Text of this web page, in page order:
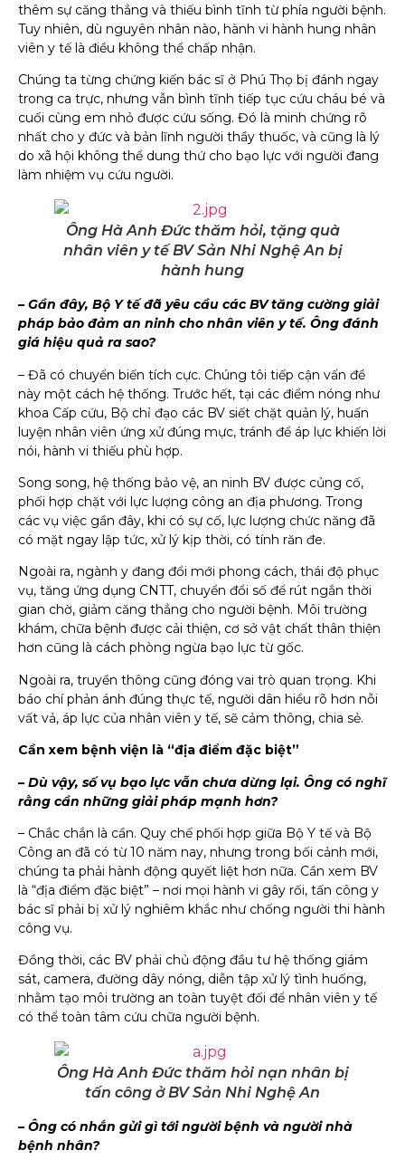
thêm sự căng thẳng và thiếu bình tĩnh từ phía người bệnh.
Tuy nhiên, dù nguyên nhân nào, hành vi hành hung nhân
viên y tế là điều không thể chấp nhận.
Chúng ta từng chứng kiến bác sĩ ở Phú Thọ bị đánh ngay
trong ca trực, nhưng vẫn bình tĩnh tiếp tục cứu cháu bé và
cuối cùng em nhỏ được cứu sống. Đó là minh chứng rõ
nhất cho y đức và bản lĩnh người thầy thuốc, và cũng là lý
do xã hội không thể dung thứ cho bạo lực với người đang
làm nhiệm vụ cứu người.
Ông Hà Anh Đức thăm hỏi, tặng quà
nhân viên y tế BV Sản Nhi Nghệ An bị
hành hung
– Gần đây, Bộ Y tế đã yêu cầu các BV tăng cường giải
pháp bảo đảm an ninh cho nhân viên y tế. Ông đánh
giá hiệu quả ra sao?
– Đã có chuyển biến tích cực. Chúng tôi tiếp cận vấn đề
này một cách hệ thống. Trước hết, tại các điểm nóng như
khoa Cấp cứu, Bộ chỉ đạo các BV siết chặt quản lý, huấn
luyện nhân viên ứng xử đúng mực, tránh để áp lực khiến lời
nói, hành vi thiếu phù hợp.
Song song, hệ thống bảo vệ, an ninh BV được củng cố,
phối hợp chặt với lực lượng công an địa phương. Trong
các vụ việc gần đây, khi có sự cố, lực lượng chức năng đã
có mặt ngay lập tức, xử lý kịp thời, có tính răn đe.
Ngoài ra, ngành y đang đổi mới phong cách, thái độ phục
vụ, tăng ứng dụng CNTT, chuyển đổi số để rút ngắn thời
gian chờ, giảm căng thẳng cho người bệnh. Môi trường
khám, chữa bệnh được cải thiện, cơ sở vật chất thân thiện
hơn cũng là cách phòng ngừa bạo lực từ gốc.
Ngoài ra, truyền thông cũng đóng vai trò quan trọng. Khi
báo chí phản ánh đúng thực tế, người dân hiểu rõ hơn nỗi
vất vả, áp lực của nhân viên y tế, sẽ cảm thông, chia sẻ.
Cần xem bệnh viện là “địa điểm đặc biệt”
– Dù vậy, số vụ bạo lực vẫn chưa dừng lại. Ông có nghĩ
rằng cần những giải pháp mạnh hơn?
– Chắc chắn là cần. Quy chế phối hợp giữa Bộ Y tế và Bộ
Công an đã có từ 10 năm nay, nhưng trong bối cảnh mới,
chúng ta phải hành động quyết liệt hơn nữa. Cần xem BV
là “địa điểm đặc biệt” – nơi mọi hành vi gây rối, tấn công y
bác sĩ phải bị xử lý nghiêm khắc như chống người thi hành
công vụ.
Đồng thời, các BV phải chủ động đầu tư hệ thống giám
sát, camera, đường dây nóng, diễn tập xử lý tình huống,
nhằm tạo môi trường an toàn tuyệt đối để nhân viên y tế
có thể toàn tâm cứu chữa người bệnh.
Ông Hà Anh Đức thăm hỏi nạn nhân bị
tấn công ở BV Sản Nhi Nghệ An
– Ông có nhắn gửi gì tới người bệnh và người nhà
bệnh nhân?